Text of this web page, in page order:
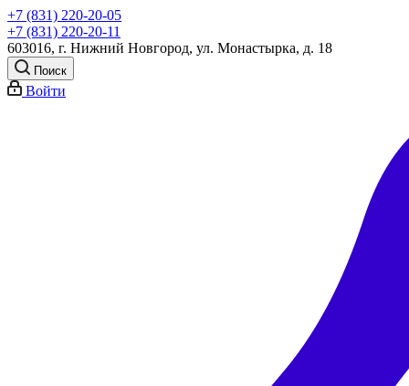
+7 (831) 220-20-05
+7 (831) 220-20-11
603016, г. Нижний Новгород, ул. Монастырка, д. 18
Поиск
Войти